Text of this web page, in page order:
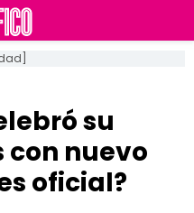
su
nuevo
oficial?